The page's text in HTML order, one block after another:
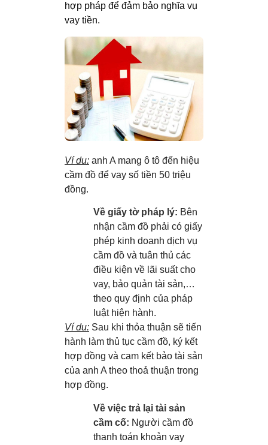
hợp pháp để đảm bảo nghĩa vụ
vay tiền.
Ví dụ: anh A mang ô tô đến hiệu
cầm đồ để vay số tiền 50 triệu
đồng.
Về giấy tờ pháp lý: Bên
nhận cầm đồ phải có giấy
phép kinh doanh dịch vụ
cầm đồ và tuân thủ các
điều kiện về lãi suất cho
vay, bảo quản tài sản,…
theo quy định của pháp
luật hiện hành.
Ví dụ: Sau khi thỏa thuận sẽ tiến
hành làm thủ tục cầm đồ, ký kết
hợp đồng và cam kết bảo tài sản
của anh A theo thoả thuận trong
hợp đồng.
Về việc trả lại tài sản
cầm cố: Người cầm đồ
thanh toán khoản vay